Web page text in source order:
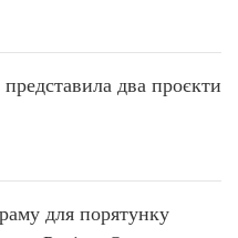
два проєкти
для порятунку